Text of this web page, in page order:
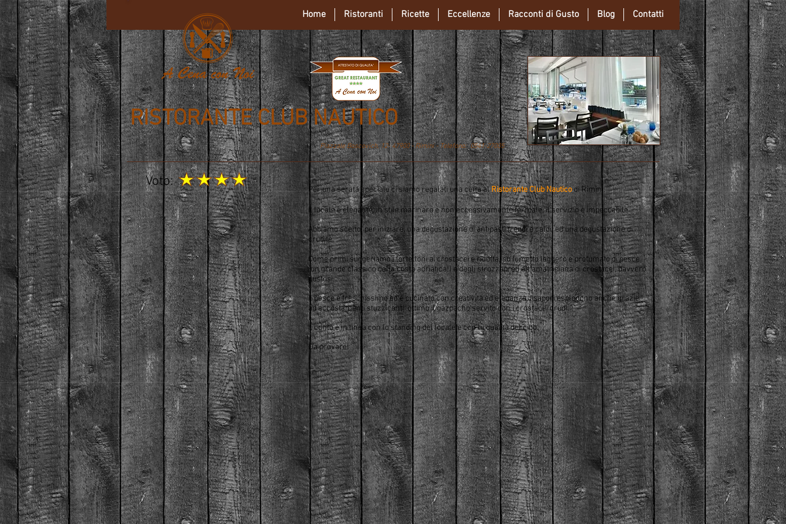
Home Ristoranti Ricette Eccellenze Racconti di Gusto Blog Contatti
RISTORANTE CLUB NAUTICO
Piazzale Boscovich, 12- 47900 - Rimini - Telefono: 0541-27005
Voto:
Per una serata speciale ci siamo regalati una cena alRistorante Club Nauticodi Rimini.
Il locale è elegante, in stile marinaro e non eccessivamente formale, il servizio è impeccabile.
Abbiamo scelto, per iniziare, una degustazione di antipasti freddi e caldi, ed una degustazione di
cruditè.
Come primi suggeriamo i tortelloni ai crostacei e ricotta, su fumetto leggero e profumato di pesce
(un grande classico della costa adriatica!) e degli strozzapreti all'amatriciana di crostacei, davvero
gustosi.
Il pesce è freschissimo ed è cucinato con creatività ed eleganza. I sapori esplodono anche grazie
ad accostamenti stuzzicanti: ottimo il gazpacho servito con i crostacei crudi.
Il conto è in linea con lo standing del locale e con la qualità del cibo.
Da provare!